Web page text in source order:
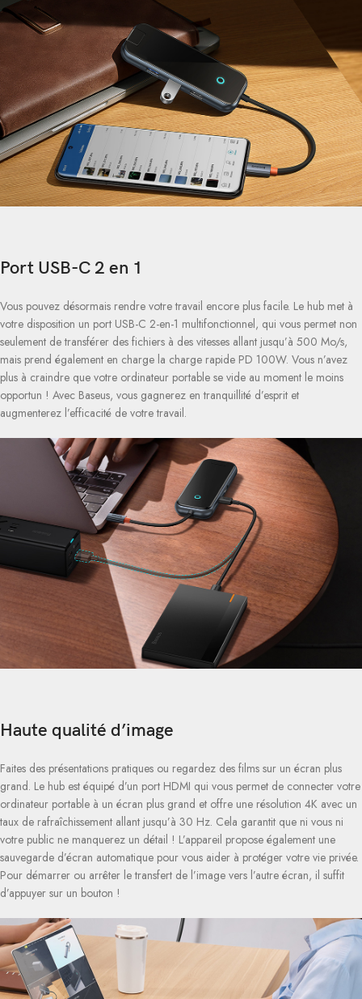
Port USB-C 2 en 1
Vous pouvez désormais rendre votre travail encore plus facile. Le hub met à
votre disposition un port USB-C 2-en-1 multifonctionnel, qui vous permet non
seulement de transférer des fichiers à des vitesses allant jusqu’à 500 Mo/s,
mais prend également en charge la charge rapide PD 100W. Vous n’avez
plus à craindre que votre ordinateur portable se vide au moment le moins
opportun ! Avec Baseus, vous gagnerez en tranquillité d’esprit et
augmenterez l’efficacité de votre travail.
Haute qualité d’image
Faites des présentations pratiques ou regardez des films sur un écran plus
grand. Le hub est équipé d’un port HDMI qui vous permet de connecter votre
ordinateur portable à un écran plus grand et offre une résolution 4K avec un
taux de rafraîchissement allant jusqu’à 30 Hz. Cela garantit que ni vous ni
votre public ne manquerez un détail ! L’appareil propose également une
sauvegarde d’écran automatique pour vous aider à protéger votre vie privée.
Pour démarrer ou arrêter le transfert de l’image vers l’autre écran, il suffit
d’appuyer sur un bouton !